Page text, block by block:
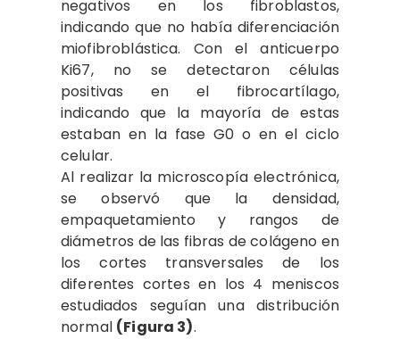
negativos en los fibroblastos,
indicando que no había diferenciación
miofibroblástica. Con el anticuerpo
Ki67, no se detectaron células
positivas en el fibrocartílago,
indicando que la mayoría de estas
estaban en la fase G0 o en el ciclo
celular.
Al realizar la microscopía electrónica,
se observó que la densidad,
empaquetamiento y rangos de
diámetros de las fibras de colágeno en
los cortes transversales de los
diferentes cortes en los 4 meniscos
estudiados seguían una distribución
normal (Figura 3).